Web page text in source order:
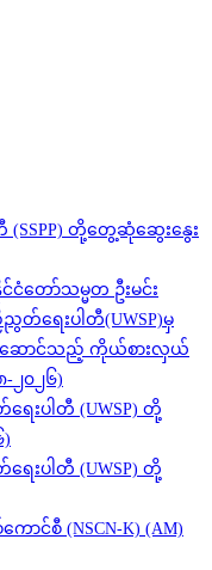
(SSPP) တို့တွေ့ဆုံဆွေးနွေး
ငံတော်သမ္မတ ဦးမင်း
ရေးပါတီ(UWSP)မှ
းဆောင်သည့် ကိုယ်စားလှယ်
၂၀၂၆)
ေးပါတီ (UWSP) တို့
ေးပါတီ (UWSP) တို့
ာင်စီ (NSCN-K) (AM)